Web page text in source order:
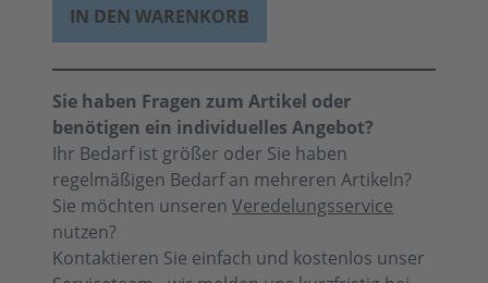
IN DEN WARENKORB
Sie haben Fragen zum Artikel oder
benötigen ein individuelles Angebot?
Ihr Bedarf ist größer oder Sie haben
regelmäßigen Bedarf an mehreren Artikeln?
Sie möchten unseren Veredelungsservice
nutzen?
Kontaktieren Sie einfach und kostenlos unser